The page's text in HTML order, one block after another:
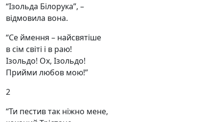
“Ізольда Білорука”, –
відмовила вона.
“Се ймення – найсвятіше
в сім світі і в раю!
Ізольдо! Ох, Ізольдо!
Прийми любов мою!”
2
“Ти пестив так ніжно мене,